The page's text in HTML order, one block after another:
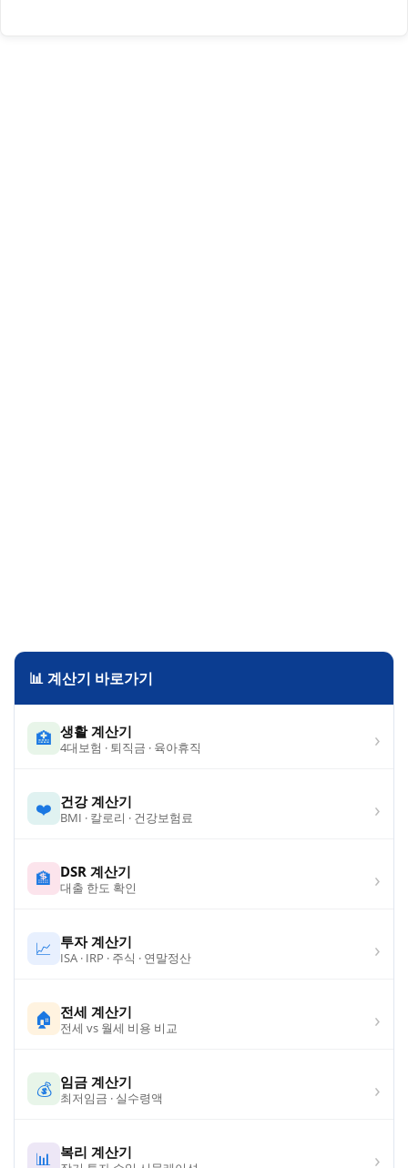
📊 계산기 바로가기
🏥 생활 계산기
4대보험 · 퇴직금 · 육아휴직 ›
❤️ 건강 계산기
BMI · 칼로리 · 건강보험료 ›
🏦 DSR 계산기
대출 한도 확인 ›
📈 투자 계산기
ISA · IRP · 주식 · 연말정산 ›
🏠 전세 계산기
전세 vs 월세 비용 비교 ›
💰 임금 계산기
최저임금 · 실수령액 ›
📊 복리 계산기 ›